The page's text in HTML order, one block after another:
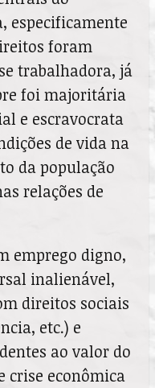
especificamente
foram
trabalhadora, já
foi majoritária
e escravocrata
de vida na
da população
relações de
emprego digno,
inalienável,
direitos sociais
etc.) e
ao valor do
crise econômica